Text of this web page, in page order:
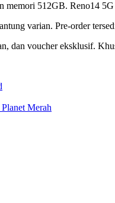
512GB. Reno14
varian. Pre-order
dan voucher eksklusif.
Merah